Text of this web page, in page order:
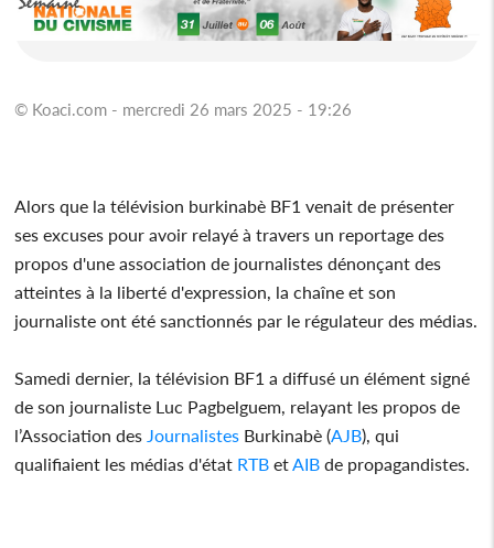
© Koaci.com - mercredi 26 mars 2025 - 19:26
Alors que la télévision burkinabè BF1 venait de présenter
ses excuses pour avoir relayé à travers un reportage des
propos d'une association de journalistes dénonçant des
atteintes à la liberté d'expression, la chaîne et son
journaliste ont été sanctionnés par le régulateur des médias.
Samedi dernier, la télévision BF1 a diffusé un élément signé
de son journaliste Luc Pagbelguem, relayant les propos de
l’Association des Journalistes Burkinabè (AJB), qui
qualifiaient les médias d'état RTB etAIB de propagandistes.